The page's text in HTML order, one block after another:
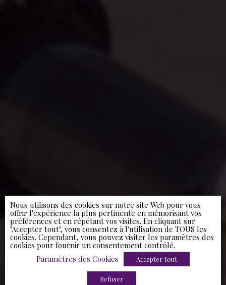
Nous utilisons des cookies sur notre site Web pour vous
offrir l'expérience la plus pertinente en mémorisant vos
préférences et en répétant vos visites. En cliquant sur
"Accepter tout", vous consentez à l'utilisation de TOUS les
cookies. Cependant, vous pouvez visiter les paramètres des
cookies pour fournir un consentement contrôlé.
Paramètres des Cookies
Accepter tout
Refuser